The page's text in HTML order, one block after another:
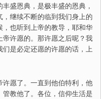
盛恩典，是极丰盛的恩典，
继续不断的临到我们身上的
也听到上帝的教导，耶和华
许愿的。那许愿之后呢？我
是必定还愿的许愿的话， 上
愿了。一直到他伯特利，他
管教他了。各位，信仰生活是